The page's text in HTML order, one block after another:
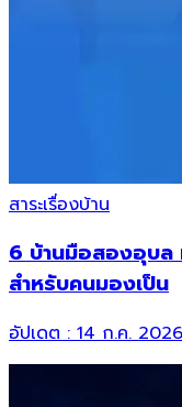
สาระเรื่องบ้าน
6 บ้านมือสองอุบล
สำหรับคนมองเป็น
อัปเดต :14 ก.ค. 2026